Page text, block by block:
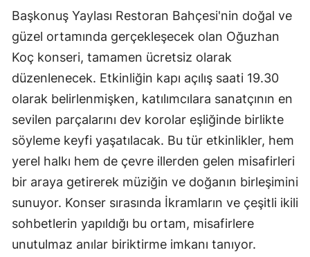
Başkonuş Yaylası Restoran Bahçesi'nin doğal ve
güzel ortamında gerçekleşecek olan Oğuzhan
Koç konseri, tamamen ücretsiz olarak
düzenlenecek. Etkinliğin kapı açılış saati 19.30
olarak belirlenmişken, katılımcılara sanatçının en
sevilen parçalarını dev korolar eşliğinde birlikte
söyleme keyfi yaşatılacak. Bu tür etkinlikler, hem
yerel halkı hem de çevre illerden gelen misafirleri
bir araya getirerek müziğin ve doğanın birleşimini
sunuyor. Konser sırasında İkramların ve çeşitli ikili
sohbetlerin yapıldığı bu ortam, misafirlere
unutulmaz anılar biriktirme imkanı tanıyor.